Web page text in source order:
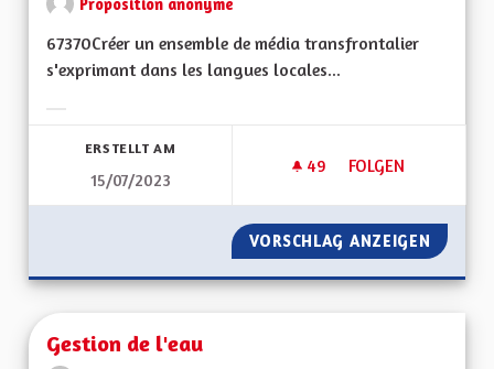
Proposition anonyme
67370Créer un ensemble de média transfrontalier
s'exprimant dans les langues locales...
ERSTELLT AM
15/07/2023
49 49 FOLLOWER
FOLGEN
CHAINE ET
VORSCHLAG ANZEIGEN
Gestion de l'eau